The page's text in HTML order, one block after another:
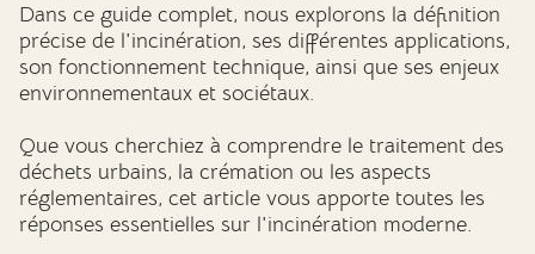
Dans ce guide complet, nous explorons la définition
précise de l'incinération, ses différentes applications,
son fonctionnement technique, ainsi que ses enjeux
environnementaux et sociétaux.
Que vous cherchiez à comprendre le traitement des
déchets urbains, la crémation ou les aspects
réglementaires, cet article vous apporte toutes les
réponses essentielles sur l'incinération moderne.